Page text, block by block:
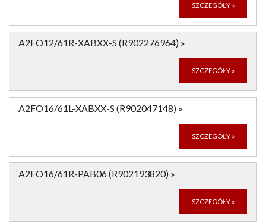
SZCZEGÓŁY »
A2FO12/61R-XABXX-S (R902276964) »
SZCZEGÓŁY »
A2FO16/61L-XABXX-S (R902047148) »
SZCZEGÓŁY »
A2FO16/61R-PAB06 (R902193820) »
SZCZEGÓŁY »